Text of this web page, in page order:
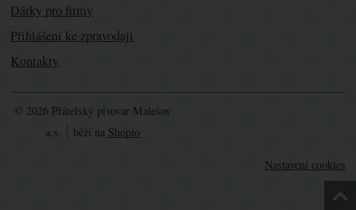
Dárky pro firmy
Přihlášení ke zpravodaji
Kontakty
© 2026 Přátelský pivovar Malešov
a.s.
běží na Shopio
Nastavení cookies